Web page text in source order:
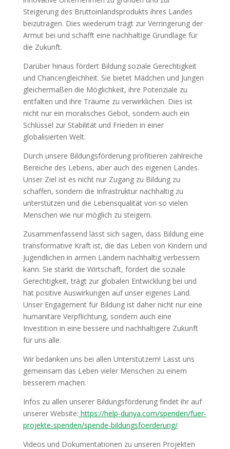
Steigerung des Bruttoinlandsprodukts ihres Landes
beizutragen. Dies wiederum trägt zur Verringerung der
Armut bei und schafft eine nachhaltige Grundlage für
die Zukunft.
Darüber hinaus fördert Bildung soziale Gerechtigkeit
und Chancengleichheit. Sie bietet Mädchen und Jungen
gleichermaßen die Möglichkeit, ihre Potenziale zu
entfalten und ihre Träume zu verwirklichen. Dies ist
nicht nur ein moralisches Gebot, sondern auch ein
Schlüssel zur Stabilität und Frieden in einer
globalisierten Welt.
Durch unsere Bildungsförderung profitieren zahlreiche
Bereiche des Lebens, aber auch des eigenen Landes.
Unser Ziel ist es nicht nur Zugang zu Bildung zu
schaffen, sondern die Infrastruktur nachhaltig zu
unterstützen und die Lebensqualität von so vielen
Menschen wie nur möglich zu steigern.
Zusammenfassend lässt sich sagen, dass Bildung eine
transformative Kraft ist, die das Leben von Kindern und
Jugendlichen in armen Ländern nachhaltig verbessern
kann. Sie stärkt die Wirtschaft, fördert die soziale
Gerechtigkeit, trägt zur globalen Entwicklung bei und
hat positive Auswirkungen auf unser eigenes Land.
Unser Engagement für Bildung ist daher nicht nur eine
humanitäre Verpflichtung, sondern auch eine
Investition in eine bessere und nachhaltigere Zukunft
für uns alle.
Wir bedanken uns bei allen Unterstützern! Lasst uns
gemeinsam das Leben vieler Menschen zu einem
besserem machen.
Infos zu allen unserer Bildungsförderung findet ihr auf
unserer Website: https://help-dunya.com/spenden/fuer-
projekte-spenden/spende-bildungsfoerderung/
Videos und Dokumentationen zu unseren Projekten